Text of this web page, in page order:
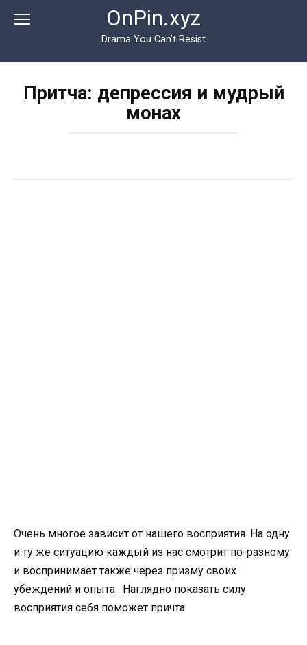
OnPin.xyz
Drama You Can’t Resist
Притча: депрессия и мудрый
монах
Очень многое зависит от нашего восприятия. На одну
и ту же ситуацию каждый из нас смотрит по-разному
и воспринимает также через призму своих
убеждений и опыта. Наглядно показать силу
восприятия себя поможет причта: